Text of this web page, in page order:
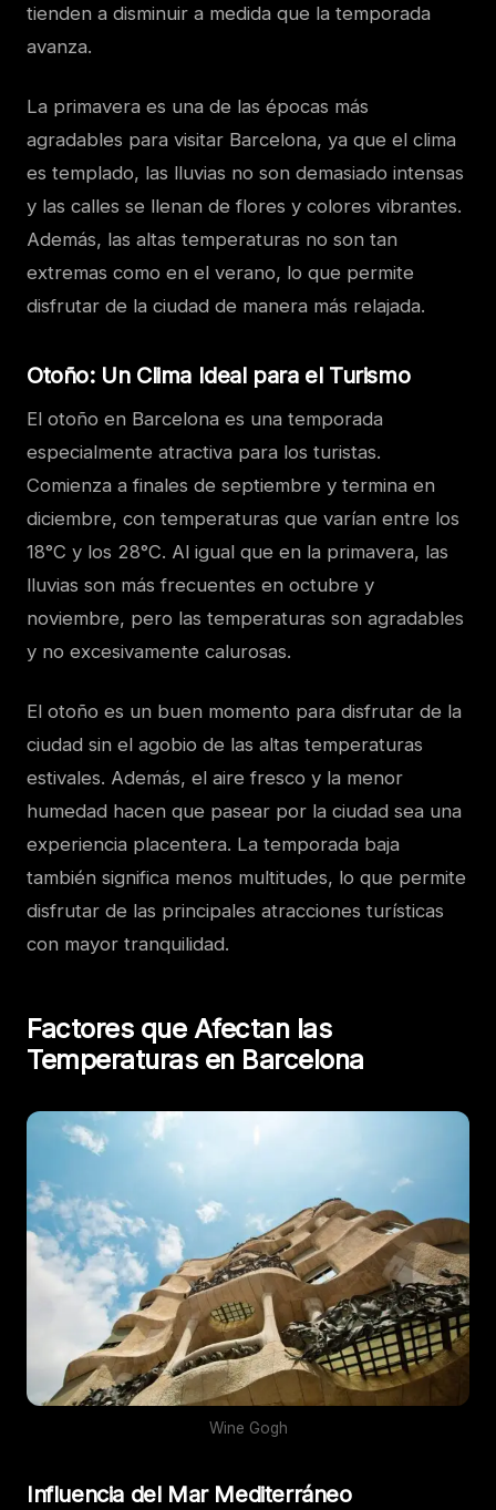
tienden a disminuir a medida que la temporada
avanza.
La primavera es una de las épocas más
agradables para visitar Barcelona, ya que el clima
es templado, las lluvias no son demasiado intensas
y las calles se llenan de flores y colores vibrantes.
Además, las altas temperaturas no son tan
extremas como en el verano, lo que permite
disfrutar de la ciudad de manera más relajada.
Otoño: Un Clima Ideal para el Turismo
El otoño en Barcelona es una temporada
especialmente atractiva para los turistas.
Comienza a finales de septiembre y termina en
diciembre, con temperaturas que varían entre los
18°C y los 28°C. Al igual que en la primavera, las
lluvias son más frecuentes en octubre y
noviembre, pero las temperaturas son agradables
y no excesivamente calurosas.
El otoño es un buen momento para disfrutar de la
ciudad sin el agobio de las altas temperaturas
estivales. Además, el aire fresco y la menor
humedad hacen que pasear por la ciudad sea una
experiencia placentera. La temporada baja
también significa menos multitudes, lo que permite
disfrutar de las principales atracciones turísticas
con mayor tranquilidad.
Factores que Afectan las
Temperaturas en Barcelona
Wine Gogh
Influencia del Mar Mediterráneo